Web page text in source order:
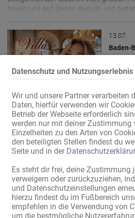
Datenschutz und
Wir und unsere Partner verarbeiten
Daten, hierfür verwenden wir
Betrieb der Webseite erforderlich
werden nur mit deiner Zustimmung
Einzelheiten zu den Arten von
den beteiligten Stellen findest du
Seite und in der
Es steht dir frei, deine Zustimmung
verweigern oder zurückzuziehen,
und Datenschutzeinstellungen
hierzu findest du im Fußbereich
empfehlen in die Verwendung von
um die bestmögliche
vorzulegen. Gerne helfen wir Dir auch
auf Deine Bewerbung. Das Team von
willkommen!
Terminabsprachen, einfach bei uns
freuen uns auf Deinen Besuch und
nach Frankfurt Main (Messestadt)
auf unserer Homepage.
13.07.
Baden-
Villa Le Rouge - Top
(18+)!
Luxus auf 3 Etagen und ca. 1000
eine Kurstadt, in der die Millionäre
Menschen noch Geld haben und es gerne
an der Grenze zu Frankreich und
Gäste. Wir bieten aufgeschlossenen,
und 35 Jahren einen attraktiven Standort